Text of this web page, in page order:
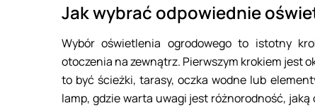
Jak wybrać odpowiednie
Wybór oświetlenia ogrodowego to istotny
otoczenia na zewnątrz. Pierwszym krokiem jest
to być ścieżki, tarasy, oczka wodne lub
lamp, gdzie warta uwagi jest różnorodność,